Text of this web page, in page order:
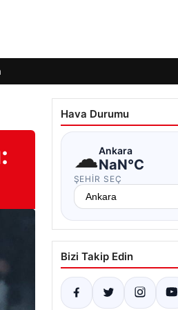
Hava Durumu
☁Ankara
NaN°C
ŞEHIR SEÇ
Bizi Takip Edin